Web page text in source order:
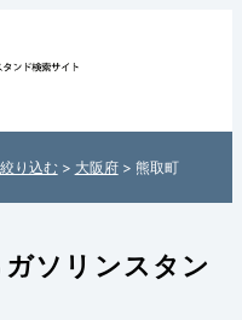
国各
を
り込む> 大阪府> 熊取町
ソリンスタン